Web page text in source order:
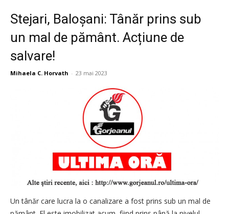
Stejari, Baloșani: Tânăr prins sub
un mal de pământ. Acțiune de
salvare!
Mihaela C. Horvath - 23 mai 2023
Un tânăr care lucra la o canalizare a fost prins sub un mal de